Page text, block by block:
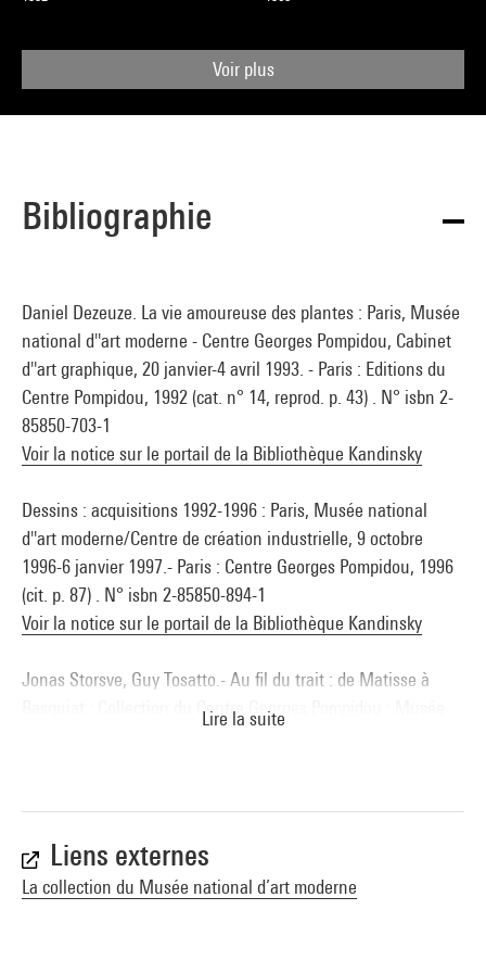
Voir plus
Bibliographie
Daniel Dezeuze. La vie amoureuse des plantes : Paris, Musée
national d''art moderne - Centre Georges Pompidou, Cabinet
d''art graphique, 20 janvier-4 avril 1993. - Paris : Editions du
Centre Pompidou, 1992 (cat. n° 14, reprod. p. 43) . N° isbn 2-
85850-703-1
Voir la notice sur le portail de la Bibliothèque Kandinsky
Dessins : acquisitions 1992-1996 : Paris, Musée national
d''art moderne/Centre de création industrielle, 9 octobre
1996-6 janvier 1997.- Paris : Centre Georges Pompidou, 1996
(cit. p. 87) . N° isbn 2-85850-894-1
Voir la notice sur le portail de la Bibliothèque Kandinsky
Jonas Storsve, Guy Tosatto.- Au fil du trait : de Matisse à
Basquiat : Collection du Centre Georges Pompidou : Musée
32, cit. p. 153) . N° isbn 2-85850-960-3
Voir la notice sur le portail de la Bibliothèque Kandinsky
Lire la suite
Liens externes
La collection du Musée national d’art moderne